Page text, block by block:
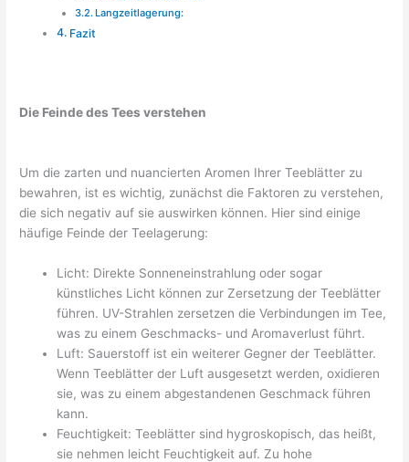
Langzeitlagerung:
Fazit
Die Feinde des Tees verstehen
Um die zarten und nuancierten Aromen Ihrer Teeblätter zu
bewahren, ist es wichtig, zunächst die Faktoren zu verstehen,
die sich negativ auf sie auswirken können. Hier sind einige
häufige Feinde der Teelagerung:
Licht: Direkte Sonneneinstrahlung oder sogar
künstliches Licht können zur Zersetzung der Teeblätter
führen. UV-Strahlen zersetzen die Verbindungen im Tee,
was zu einem Geschmacks- und Aromaverlust führt.
Luft: Sauerstoff ist ein weiterer Gegner der Teeblätter.
Wenn Teeblätter der Luft ausgesetzt werden, oxidieren
sie, was zu einem abgestandenen Geschmack führen
kann.
Feuchtigkeit: Teeblätter sind hygroskopisch, das heißt,
sie nehmen leicht Feuchtigkeit auf. Zu hohe